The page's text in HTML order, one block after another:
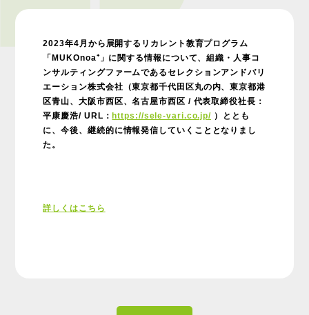
2023年4月から展開するリカレント教育プログラム
「MUKOnoa⁺」に関する情報について、組織・人事コ
ンサルティングファームであるセレクションアンドバリ
エーション株式会社（東京都千代田区丸の内、東京都港
区青山、大阪市西区、名古屋市西区 / 代表取締役社長：
平康慶浩/ URL：https://sele-vari.co.jp/ ）ととも
に、今後、継続的に情報発信していくこととなりまし
た。
詳しくはこちら